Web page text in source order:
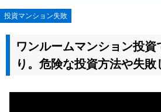
投資マンション失敗
ワンルームマンション投資
り。危険な投資方法や失